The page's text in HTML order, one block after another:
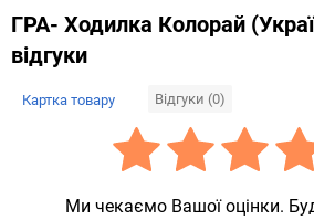
ГРА- Ходилка Колорай
відгуки
Картка товару Відгуки (0)
Ми чекаємо Вашої оцінки.